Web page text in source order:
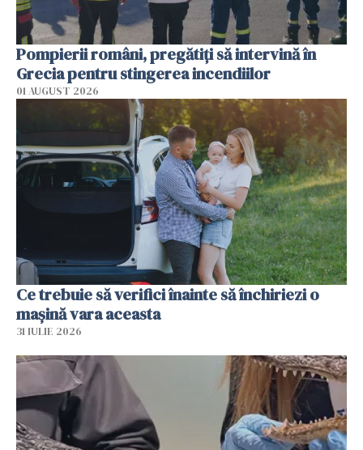
Pompierii români, pregătiţi să intervină în
Grecia pentru stingerea incendiilor
01 AUGUST 2026
Ce trebuie să verifici înainte să închiriezi o
mașină vara aceasta
31 IULIE 2026